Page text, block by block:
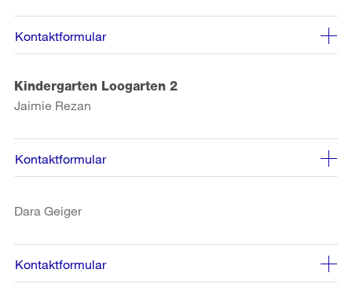
Kontaktformular
Kindergarten Loogarten 2
Jaimie Rezan
Kontaktformular
Dara Geiger
Kontaktformular